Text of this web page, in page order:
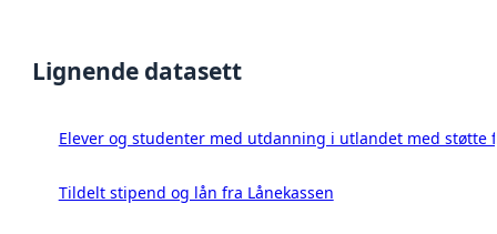
Lignende datasett
Elever og studenter med utdanning i utlandet med støtte
Tildelt stipend og lån fra Lånekassen